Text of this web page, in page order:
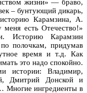
жизни» — браво,
– бунтующий дикарь,
Карамзина, А.
меня есть Отечество!»
Историю Карамзин
по полочкам, придумав
время и т.д. Как
это надо спокойно.
истории: Владимир,
Дмитрий Донской и
Многие ингредиенты в